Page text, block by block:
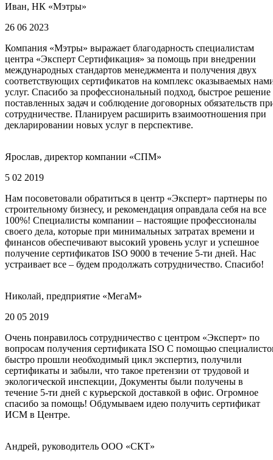
Иван, НК «Мэтры»
26 06 2023
Компания «Мэтры» выражает благодарность специалистам
центра «Эксперт Сертификация» за помощь при внедрении
международных стандартов менеджмента и получения двух
соответствующих сертификатов на комплекс оказываемых
услуг. Спасибо за профессиональный подход, быстрое решение
поставленных задач и соблюдение договорных обязательств
сотрудничестве. Планируем расширить взаимоотношения при
декларировании новых услуг в перспективе.
Ярослав, директор компании «СПМ»
5 02 2019
Нам посоветовали обратиться в центр «Эксперт» партнеры по
строительному бизнесу, и рекомендация оправдала себя на все
100%! Специалисты компании – настоящие профессионалы
своего дела, которые при минимальных затратах времени и
финансов обеспечивают высокий уровень услуг и успешное
получение сертификатов ISO 9000 в течение 5-ти дней. Нас
устраивает все – будем продолжать сотрудничество. Спасибо!
Николай, предприятие «МегаМ»
20 05 2019
Очень понравилось сотрудничество с центром «Эксперт» по
вопросам получения сертификата ISO С помощью
быстро прошли необходимый цикл экспертиз, получили
сертификаты и забыли, что такое претензии от трудовой и
экологической инспекции, Документы были получены в
течение 5-ти дней с курьерской доставкой в офис. Огромное
спасибо за помощь! Обдумываем идею получить сертификат
ИСМ в Центре.
Андрей, руководитель ООО «СКТ»